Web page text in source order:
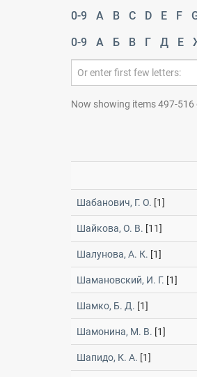
0-9 A B C D E F
0-9
А Б В Г Д Е
Now showing items 497-516
Шабанович, Г. О. [1]
Шайкова, О. В. [11]
Шалунова, А. К. [1]
Шамановский, И. Г. [1]
Шамко, Б. Д. [1]
Шамонина, М. В. [1]
Шапидо, К. А. [1]